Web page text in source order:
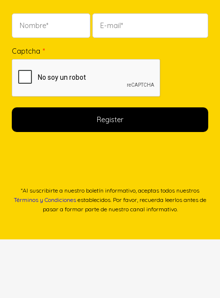
Captcha *
*Al suscribirte a nuestro boletín informativo, aceptas todos nuestros
Términos y Condiciones establecidos. Por favor, recuerda leerlos antes de
pasar a formar parte de nuestro canal informativo.